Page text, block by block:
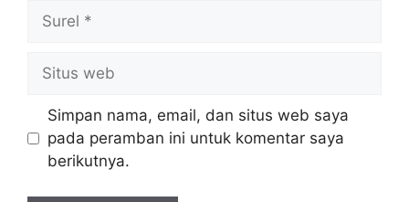
Surel
Situs
web
Simpan nama, email, dan situs web saya
pada peramban ini untuk komentar saya
berikutnya.